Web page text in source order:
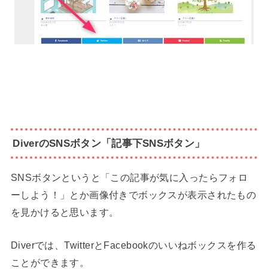
DiverのSNSボタン「記事下SNSボタン」
SNSボタンというと「この記事が気に入ったらフォロ
ーしよう！」とか画像付きでボックスが表示されたもの
を見かけると思います。
Diverでは、TwitterとFacebookのいいねボックスを作る
ことができます。